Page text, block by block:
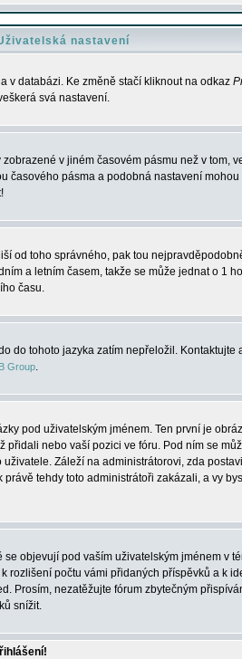
nastavení
v databázi. Ke změně stačí kliknout na odkaz
svá nastavení.
v jiném časovém pásmu než v tom,
časového pásma a podobná nastavení
od toho správného, pak tou
a letním časem, takže se může jednat o 1
času.
do tohoto jazyka zatím nepřeložil. Kontaktujte
Group.
pod uživatelským jménem. Ten první je
nebo vaší pozici ve fóru. Pod ním se
Záleží na administrátorovi, zda
tehdy toto administrátoři zakázali, a vy
objevují pod vaším uživatelským jménem v
rozlišení počtu vámi přidaných příspěvků a k
Prosím, nezatěžujte fórum zbytečným
snížit.